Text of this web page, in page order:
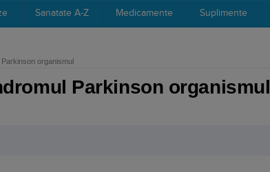
Sanatate A-Z Medicamente Suplimente
organismul
Parkinson organismul